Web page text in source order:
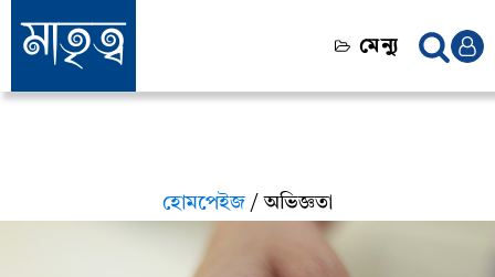
মেন্যু
হোমপেইজ / অভিজ্ঞতা